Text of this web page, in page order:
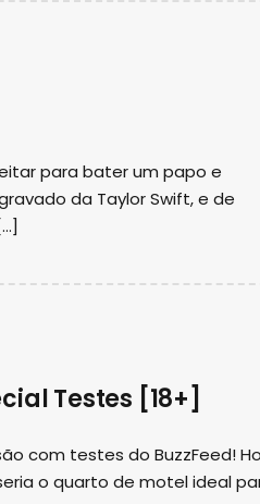
para bater um papo e
da Taylor Swift, e de
Testes [18+]
com testes do BuzzFeed!
o quarto de motel ideal